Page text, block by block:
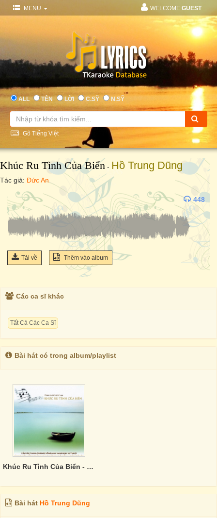
MENU WELCOME GUEST
ALL TÊN LỜI C.SỸ N.SỸ
Gõ Tiếng Việt
Khúc Ru Tình Của Biển - Hồ Trung Dũng
Tác giả: Đức An
448
Tải về Thêm vào album
Các ca sĩ khác
Tất Cả Các Ca Sĩ
Bài hát có trong album/playlist
Khúc Ru Tình Của Biển - Tình Khúc Đức An
Bài hát Hồ Trung Dũng